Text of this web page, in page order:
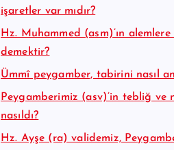
işaretler var mıdır?
Hz. Muhammed (asm)’ın
demektir?
Ümmî peygamber, tabirini nasıl
Peygamberimiz (asv)’in tebliğ ve
nasıldı?
Hz. Ayşe (ra) validemiz,